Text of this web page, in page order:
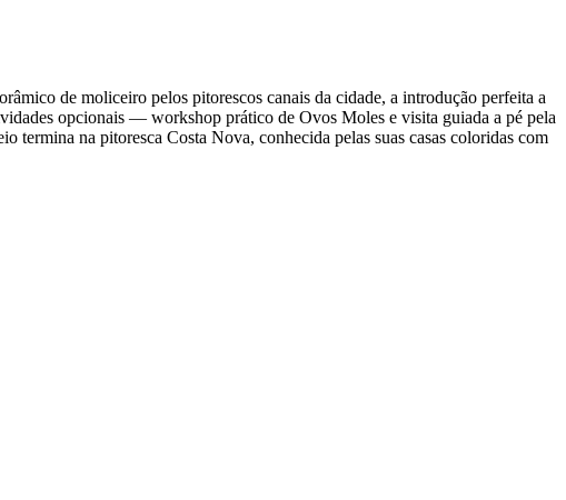
de moliceiro pelos pitorescos canais da cidade, a introdução perfeita a
opcionais — workshop prático de Ovos Moles e visita guiada a pé pela
termina na pitoresca Costa Nova, conhecida pelas suas casas coloridas com